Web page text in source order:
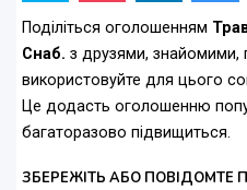
Поділіться оголошенням
Снаб. з друзями, знайомими,
використовуйте для цього
Це додасть оголошенню
багаторазово підвищиться.
ЗБЕРЕЖІТЬ АБО ПОВІДОМТЕ